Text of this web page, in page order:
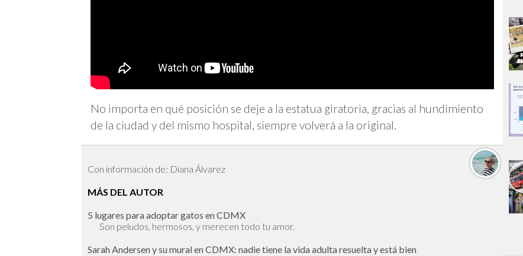
No importa en qué posición se deje a la estatua giratoria, gracias al hundimiento
de la ciudad y del mismo hospital, siempre volverá a la original.
Con información de: Diana Álvarez
MÁS DEL AUTOR
5 lugares para adoptar gatos en CDMX
Son peludos, hermosos, y merecen todo tu amor.
Sarah Andersen y su mural en CDMX: nadie tiene la vida adulta resuelta y está bien